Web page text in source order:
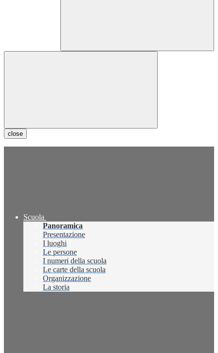
close
Scuola
Panoramica
Presentazione
I luoghi
Le persone
I numeri della scuola
Le carte della scuola
Organizzazione
La storia